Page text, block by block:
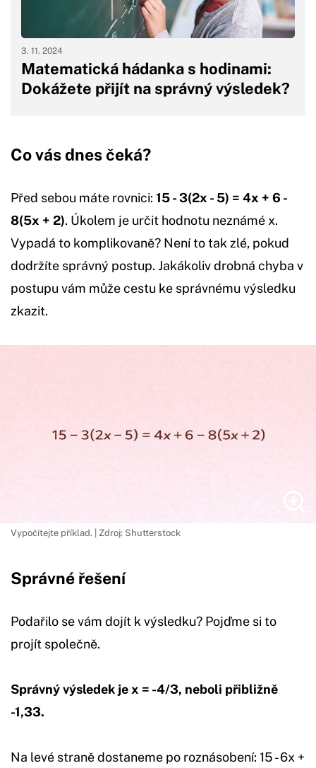
Matematická hádanka s hodinami:
Dokážete přijít na správný výsledek?
3. 11. 2024
Co vás dnes čeká?
Před sebou máte rovnici: 15 - 3(2x - 5) = 4x + 6 -
8(5x + 2). Úkolem je určit hodnotu neznámé x.
Vypadá to komplikovaně? Není to tak zlé, pokud
dodržíte správný postup. Jakákoliv drobná chyba v
postupu vám může cestu ke správnému výsledku
zkazit.
Vypočítejte příklad. | Zdroj: Shutterstock
Správné řešení
Podařilo se vám dojít k výsledku? Pojďme si to
projít společně.
Správný výsledek je x = -4/3, neboli přibližně
-1,33.
Na levé straně dostaneme po roznásobení: 15 - 6x +